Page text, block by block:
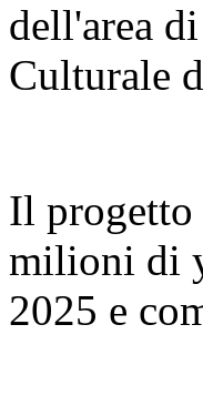
dell'area
Culturale
Il progetto
milioni di
2025 e